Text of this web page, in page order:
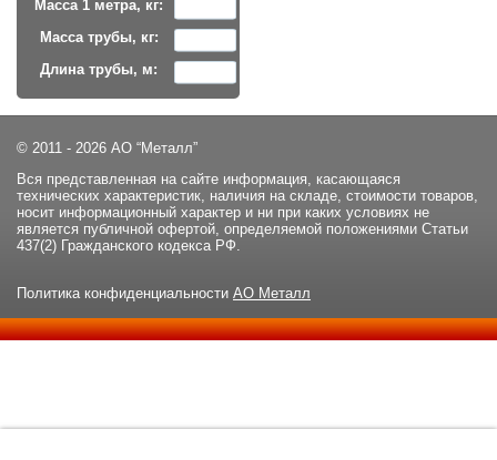
Масса 1 метра, кг:
Масса трубы, кг:
Длина трубы, м:
© 2011 - 2026 АО “Металл”
Вся представленная на сайте информация, касающаяся
технических характеристик, наличия на складе, стоимости товаров,
носит информационный характер и ни при каких условиях не
является публичной офертой, определяемой положениями Статьи
437(2) Гражданского кодекса РФ.
Политика конфиденциальности АО Металл